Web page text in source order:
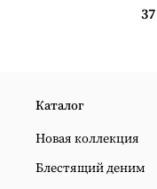
Каталог
Новая коллекция
Блестящий деним